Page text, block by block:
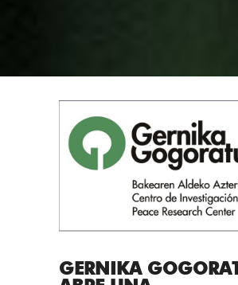
GERNIKA